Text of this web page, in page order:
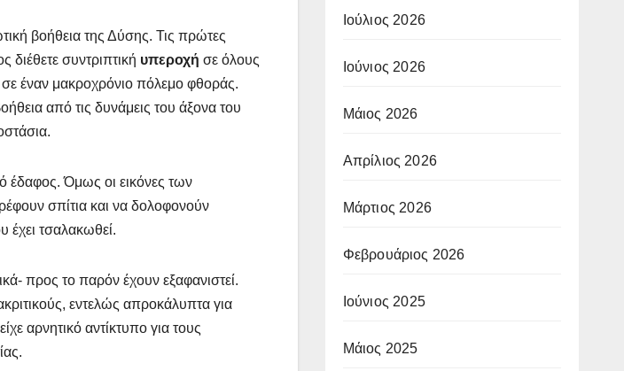
βοήθεια της Δύσης. Τις πρώτες
συντριπτική υπεροχή σε όλους
σε έναν μακροχρόνιο πόλεμο φθοράς.
από τις δυνάμεις του άξονα του
έδαφος. Όμως οι εικόνες των
σπίτια και να δολοφονούν
έχει τσαλακωθεί.
προς το παρόν έχουν εξαφανιστεί.
εντελώς απροκάλυπτα για
αρνητικό αντίκτυπο για τους
Ιούλιος 2026
Ιούνιος 2026
Μάιος 2026
Απρίλιος 2026
Μάρτιος 2026
Φεβρουάριος 2026
Ιούνιος 2025
Μάιος 2025